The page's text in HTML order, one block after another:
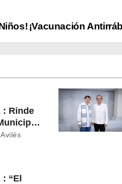
¡Vacunación
: Rinde
en
: “El